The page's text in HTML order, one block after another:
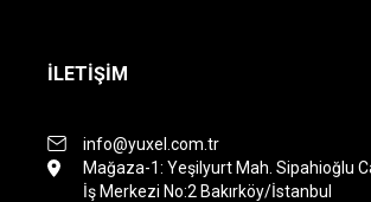
İLETİŞİM
info@yuxel.com.tr
Mağaza-1: Yeşilyurt Mah. Sipahioğlu
İş Merkezi No:2 Bakırköy/İstanbul